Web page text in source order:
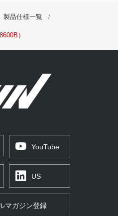
製品仕様一覧
）
YouTube
US
マガジン登録